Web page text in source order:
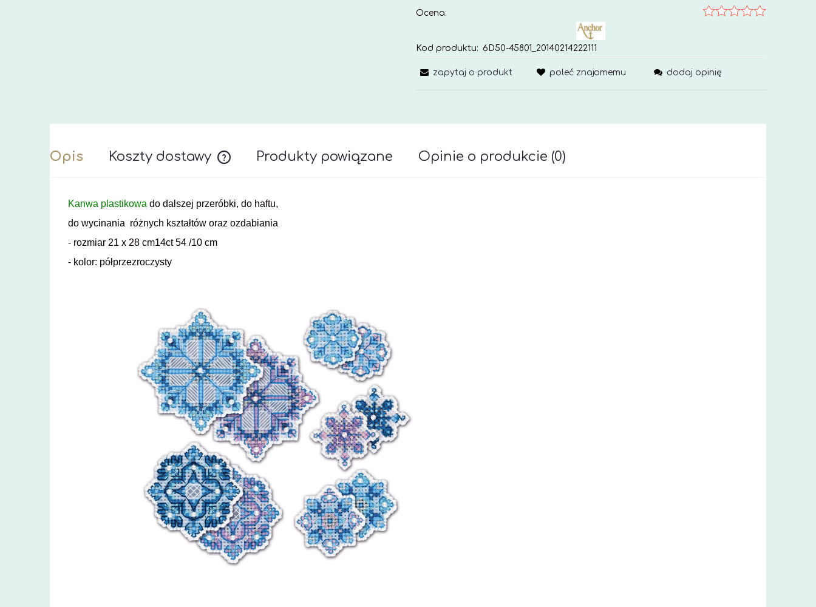
Ocena:
Kod produktu: 6D50-45801_20140214222111
zapytaj o produkt poleć znajomemu dodaj opinię
Opis Koszty dostawy Produkty powiązane Opinie o produkcie (0)
Kanwa plastikowa do dalszej przeróbki, do haftu,
do wycinania różnych kształtów oraz ozdabiania
- rozmiar 21 x 28 cm14ct 54 /10 cm
- kolor: półprzezroczysty